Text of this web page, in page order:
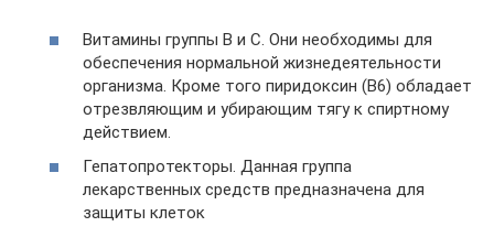
Витамины группы В и С. Они необходимы для
обеспечения нормальной жизнедеятельности
организма. Кроме того пиридоксин (B6) обладает
отрезвляющим и убирающим тягу к спиртному
действием.
Гепатопротекторы. Данная группа
лекарственных средств предназначена для
защиты клеток